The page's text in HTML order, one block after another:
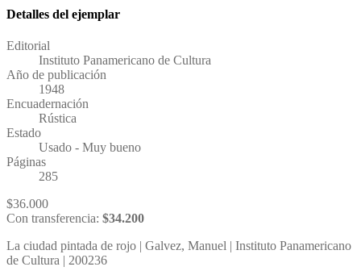
Detalles del ejemplar
Editorial
Instituto Panamericano de Cultura
Año de publicación
1948
Encuadernación
Rústica
Estado
Usado - Muy bueno
Páginas
285
$36.000
Con transferencia: $34.200
La ciudad pintada de rojo | Galvez, Manuel | Instituto Panamericano
de Cultura | 200236